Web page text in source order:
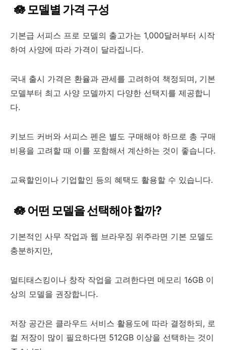
🪷 모델별 가격 구성
기본급 서피스 프로 모델의 출고가는 1,000달러부터 시작
하여 사양에 따라 가격이 달라집니다.
국내 출시 가격은 환율과 관세를 고려하여 책정되며, 기본
모델부터 최고 사양 모델까지 다양한 선택지를 제공합니
다.
키보드 커버와 서피스 펜은 별도 구매해야 하므로 총 구매
비용을 고려할 때 이를 포함해서 계산하는 것이 좋습니다.
교육할인이나 기업할인 등의 혜택도 활용할 수 있습니다.
🪷 어떤 모델을 선택해야 할까?
기본적인 사무 작업과 웹 브라우징 위주라면 기본 모델도
충분하지만,
멀티태스킹이나 창작 작업을 고려한다면 메모리 16GB 이
상의 모델을 권장합니다.
저장 공간은 클라우드 서비스 활용도에 따라 결정하되, 로
컬 저장이 많이 필요하다면 512GB 이상을 선택하는 것이